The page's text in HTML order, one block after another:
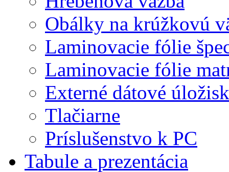
Obálky na krúžkovú
Laminovacie fólie
Laminovacie fólie
Externé dátové
Tlačiarne
Príslušenstvo k PC
Tabule a prezentácia